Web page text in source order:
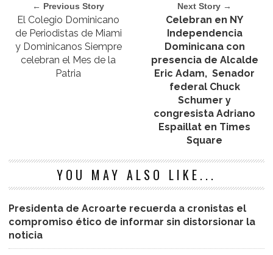
← Previous Story
El Colegio Dominicano
de Periodistas de Miami
y Dominicanos Siempre
celebran el Mes de la
Patria
Next Story →
Celebran en NY
Independencia
Dominicana con
presencia de Alcalde
Eric Adam, Senador
federal Chuck
Schumer y
congresista Adriano
Espaillat en Times
Square
YOU MAY ALSO LIKE...
Presidenta de Acroarte recuerda a cronistas el
compromiso ético de informar sin distorsionar la
noticia